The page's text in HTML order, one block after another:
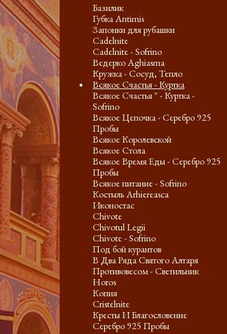
Базилик
Губка Antimis
Запонки для рубашки
Cadelnite
Cadelnite - Sofrino
Ведерко Aghiasma
Кружка - Сосуд, Тепло
Всякое Счастья - Куртка
Всякое Счастья " - Куртка -
Sofrino
Всякое Цепочка - Серебро 925
Пробы
Всякое Королевской
Всякое Стола
Всякое Время Еды - Серебро 925
Пробы
Всякое питание - Sofrino
Костыль Arhiereasca
Иконостас
Chivote
Chivotul Legii
Chivote - Sofrino
Под бой курантов
В Два Ряда Святого Алтаря
Противовесом - Светильник
Horos
Копия
Cristelnite
Кресты И Благословение
Серебро 925 Пробы